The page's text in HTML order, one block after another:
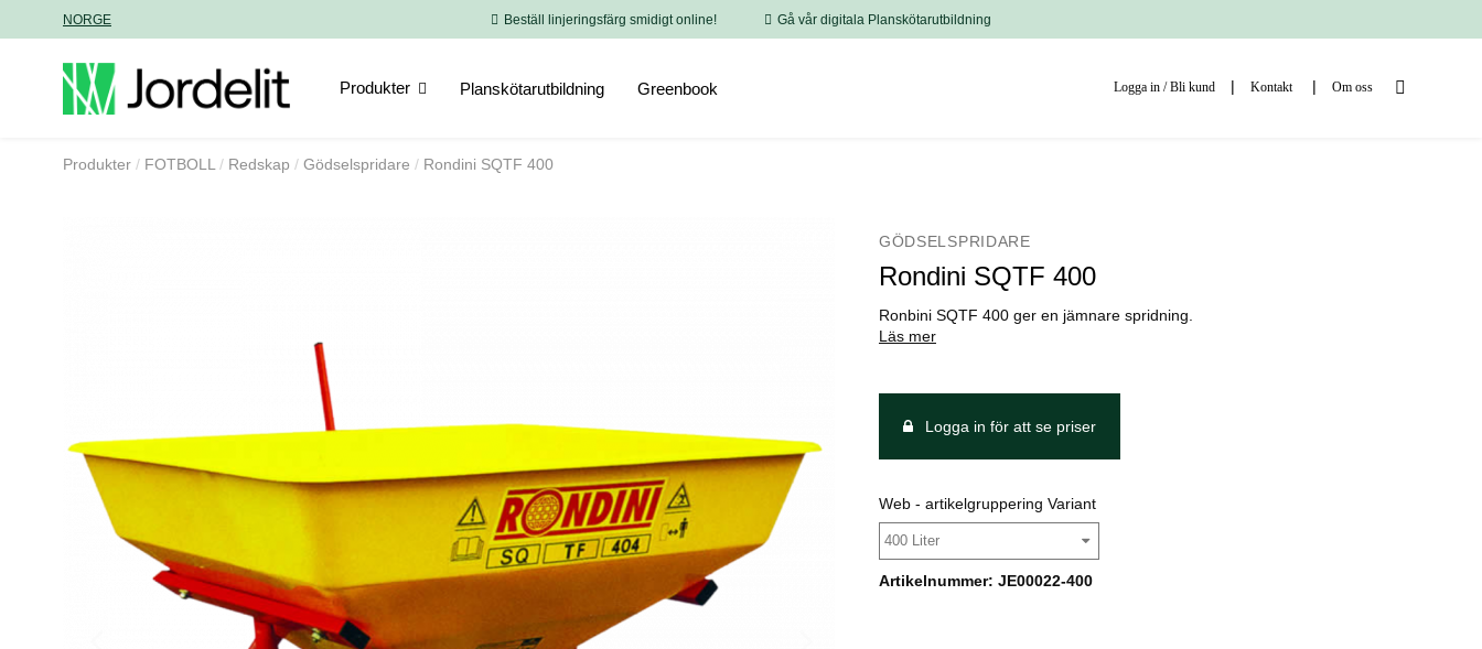
NORGE Beställ linjeringsfärg smidigt online! Gå vår digitala Planskötarutbildning
Produkter Planskötarutbildning Greenbook Logga in / Bli kund Kontakt Om oss
Produkter FOTBOLL Redskap Gödselspridare Rondini SQTF 400
GÖDSELSPRIDARE
Rondini SQTF 400
Ronbini SQTF 400 ger en jämnare spridning.
Läs mer
Logga in för att se priser
Web - artikelgruppering Variant
400 Liter
Artikelnummer: JE00022-400